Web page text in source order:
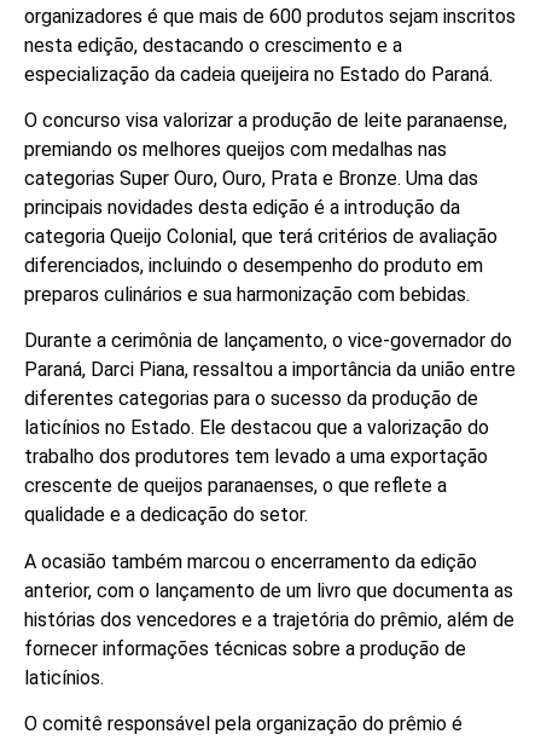
organizadores é que mais de 600 produtos sejam inscritos
nesta edição, destacando o crescimento e a
especialização da cadeia queijeira no Estado do Paraná.
O concurso visa valorizar a produção de leite paranaense,
premiando os melhores queijos com medalhas nas
categorias Super Ouro, Ouro, Prata e Bronze. Uma das
principais novidades desta edição é a introdução da
categoria Queijo Colonial, que terá critérios de avaliação
diferenciados, incluindo o desempenho do produto em
preparos culinários e sua harmonização com bebidas.
Durante a cerimônia de lançamento, o vice-governador do
Paraná, Darci Piana, ressaltou a importância da união entre
diferentes categorias para o sucesso da produção de
laticínios no Estado. Ele destacou que a valorização do
trabalho dos produtores tem levado a uma exportação
crescente de queijos paranaenses, o que reflete a
qualidade e a dedicação do setor.
A ocasião também marcou o encerramento da edição
anterior, com o lançamento de um livro que documenta as
histórias dos vencedores e a trajetória do prêmio, além de
fornecer informações técnicas sobre a produção de
laticínios.
O comitê responsável pela organização do prêmio é